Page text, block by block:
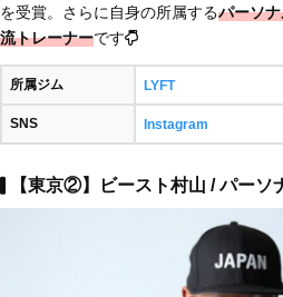
を受賞。さらに自身の所属するパーソ
流トレーナーです
所属ジム LYFT
SNS Instagram
【東京②】ビースト村山 / パーソ